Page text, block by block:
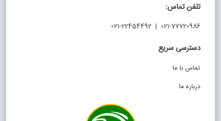
تلفن تماس:
021-77720986 | 021-22454492
دسترسی سریع
تماس با ما
درباره ما